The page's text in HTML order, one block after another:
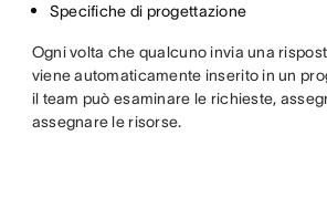
Specifiche di progettazione
Ogni volta che qualcuno invia una
viene automaticamente inserito in un
il team può esaminare le richieste,
assegnare le risorse.